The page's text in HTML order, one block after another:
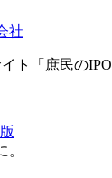
社
ト「庶民の